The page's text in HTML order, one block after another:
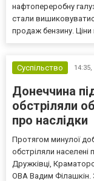
нафтопереробну
стали
продаж бензину. Ціни
Суспільство 14:35,
Донеччина
обстріляли
про наслідки
Протягом минулої
обстріляли населені
Дружківці,
ОВА Вадим Філашкін.